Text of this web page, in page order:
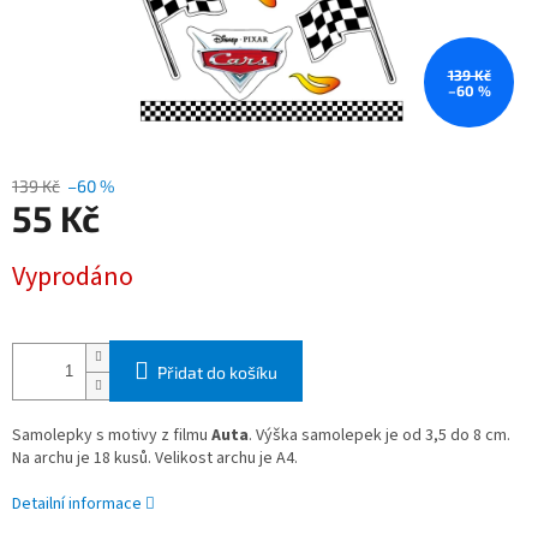
139 Kč
–60 %
139 Kč –60 %
55 Kč
cena:
Vyprodáno
Přidat do košíku
Samolepkys motivy z filmu Auta. Výška samolepek je od 3,5 do 8 cm.
Na archu je 18 kusů. Velikost archu je A4.
Detailní informace